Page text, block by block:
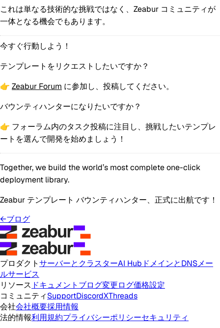
これは単なる技術的な挑戦ではなく、Zeabur コミュニティが
一体となる機会でもあります。
今すぐ行動しよう！
テンプレートをリクエストしたいですか？
👉 Zeabur Forum に参加し、投稿してください。
バウンティハンターになりたいですか？
👉 フォーラム内のタスク投稿に注目し、挑戦したいテンプレ
ートを選んで開発を始めましょう！
Together, we build the world’s most complete one-click
deployment library.
Zeabur テンプレート バウンティハンター、正式に出航です！
←ブログ
プロダクトサーバーとクラスターAI Hub ドメインとDNSメー
ルサービス
リソース ドキュメント ブログ変更ログ価格設定
コミュニティSupportDiscordXThreads
会社会社概要採用情報
法的情報利用規約プライバシーポリシーセキュリティ